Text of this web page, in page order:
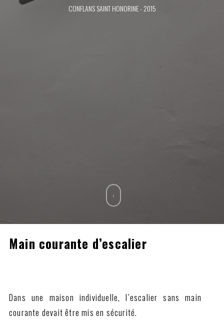
CONFLANS SAINT HONORINE - 2015
Main courante d’escalier
Dans une maison individuelle, l’escalier sans main
courante devait être mis en sécurité.